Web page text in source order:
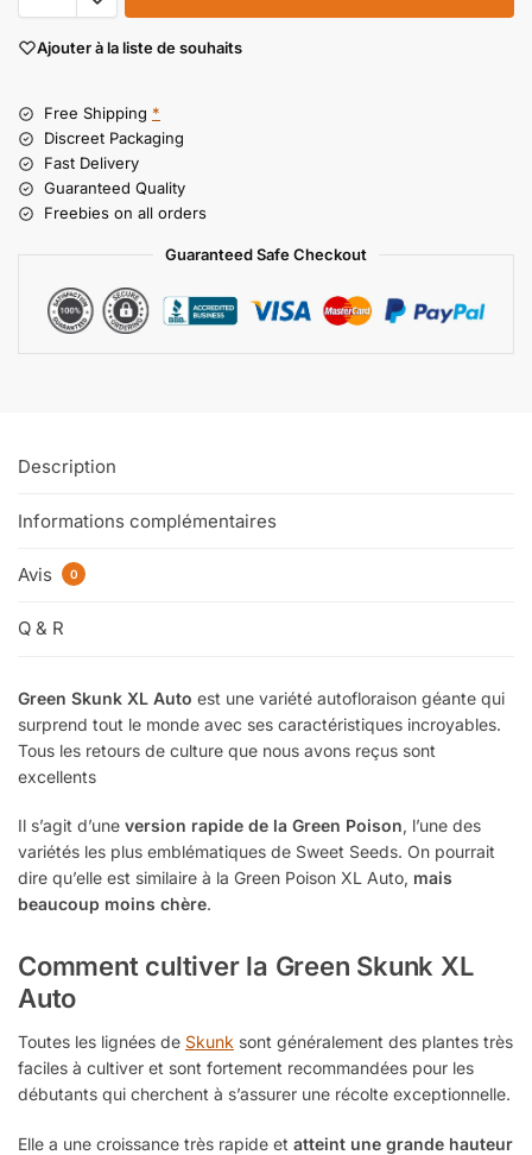
Ajouter à la liste de souhaits
Free Shipping *
Discreet Packaging
Fast Delivery
Guaranteed Quality
Freebies on all orders
Guaranteed Safe Checkout
Description
Informations complémentaires
Avis 0
Q & R
Green Skunk XL Auto est une variété autofloraison géante qui
surprend tout le monde avec ses caractéristiques incroyables.
Tous les retours de culture que nous avons reçus sont
excellents
Il s’agit d’une version rapide de la Green Poison, l’une des
variétés les plus emblématiques de Sweet Seeds. On pourrait
dire qu’elle est similaire à la Green Poison XL Auto, mais
beaucoup moins chère.
Comment cultiver la Green Skunk XL
Auto
Toutes les lignées de Skunk sont généralement des plantes très
faciles à cultiver et sont fortement recommandées pour les
débutants qui cherchent à s’assurer une récolte exceptionnelle.
Elle a une croissance très rapide et atteint une grande hauteur